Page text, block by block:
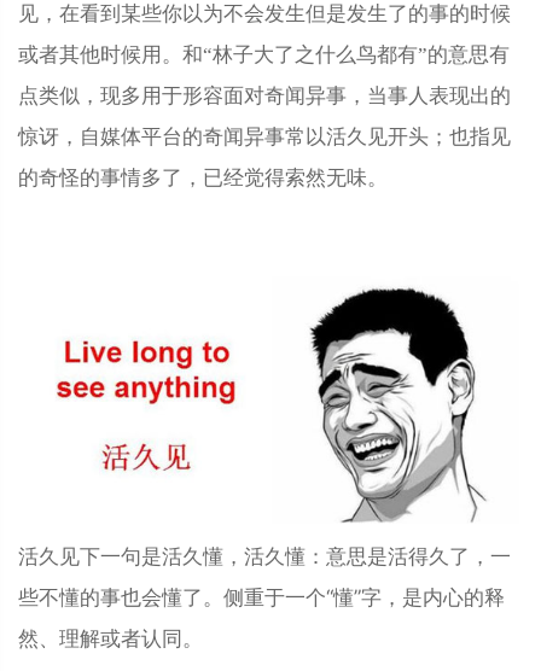
见，在看到某些你以为不会发生但是发生了的事的时候
或者其他时候用。和“林子大了之什么鸟都有”的意思有
点类似，现多用于形容面对奇闻异事，当事人表现出的
惊讶，自媒体平台的奇闻异事常以活久见开头；也指见
的奇怪的事情多了，已经觉得索然无味。
活久见下一句是活久懂，活久懂：意思是活得久了，一
些不懂的事也会懂了。侧重于一个“懂”字，是内心的释
然、理解或者认同。